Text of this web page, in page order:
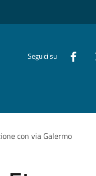
Seguici su
con via Galermo